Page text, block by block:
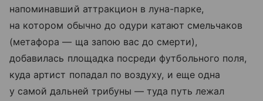
напоминавший аттракцион в луна-парке,
на котором обычно до одури катают смельчаков
(метафора — ща запою вас до смерти),
добавилась площадка посреди футбольного поля,
куда артист попадал по воздуху, и еще одна
у самой дальней трибуны — туда путь лежал